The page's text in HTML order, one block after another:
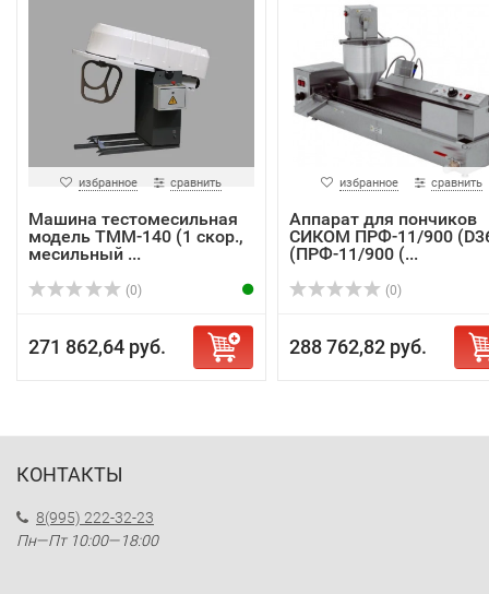
избранное сравнить
Машина тестомесильная
модель ТММ-140 (1 скор.,
месильный ...
(0)
271 862,64 руб.
избранное сравнить
Аппарат для пончиков
СИКОМ ПРФ-11/900
(ПРФ-11/900 (...
(0)
288 762,82 руб.
КОНТАКТЫ
8(995) 222-32-23
Пн—Пт 10:00—18:00